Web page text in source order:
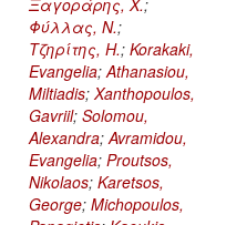
Ξαγοράρης, Χ.;
Φύλλας, Ν.;
Τζηρίτης, Η.; Korakaki,
Evangelia;Athanasiou,
Miltiadis;Xanthopoulos,
Gavriil; Solomou,
Alexandra;Avramidou,
Evangelia; Proutsos,
Nikolaos; Karetsos,
George; Michopoulos,